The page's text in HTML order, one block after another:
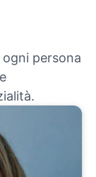
ogni persona